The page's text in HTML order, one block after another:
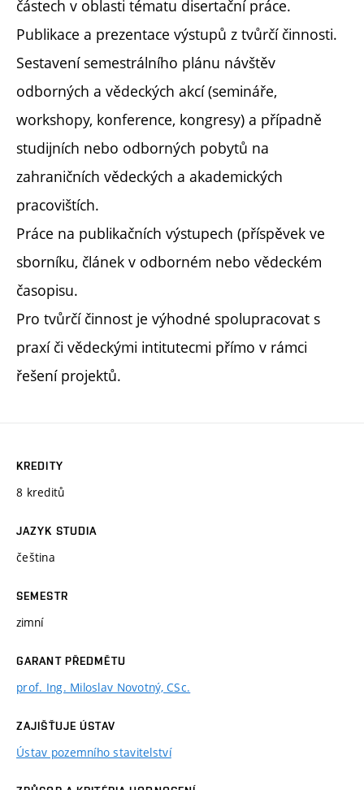
částech v oblasti tématu disertační práce.
Publikace a prezentace výstupů z tvůrčí činnosti.
Sestavení semestrálního plánu návštěv
odborných a vědeckých akcí (semináře,
workshopy, konference, kongresy) a případně
studijních nebo odborných pobytů na
zahraničních vědeckých a akademických
pracovištích.
Práce na publikačních výstupech (příspěvek ve
sborníku, článek v odborném nebo vědeckém
časopisu.
Pro tvůrčí činnost je výhodné spolupracovat s
praxí či vědeckými intitutecmi přímo v rámci
řešení projektů.
KREDITY
8 kreditů
JAZYK STUDIA
čeština
SEMESTR
zimní
GARANT PŘEDMĚTU
prof. Ing. Miloslav Novotný, CSc.
ZAJIŠŤUJE ÚSTAV
Ústav pozemního stavitelství